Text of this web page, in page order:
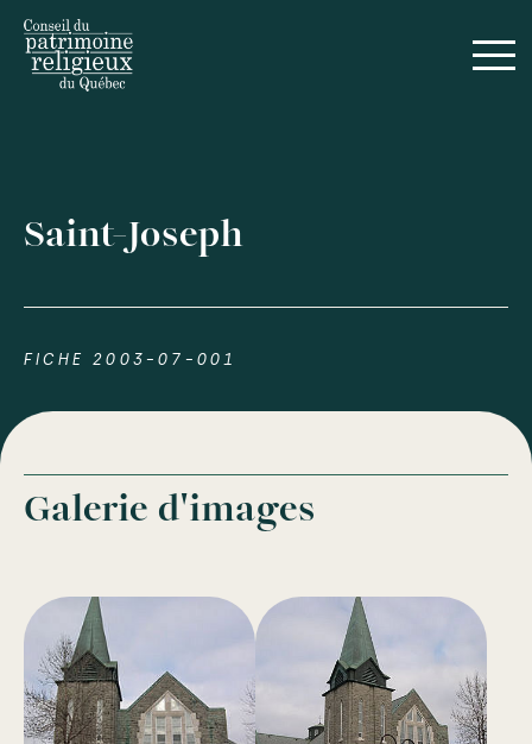
Saint-Joseph
FICHE 2003-07-001
Galerie d'images